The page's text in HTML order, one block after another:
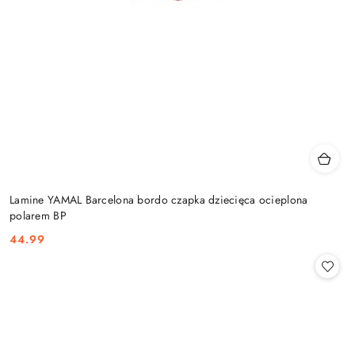
Lamine YAMAL Barcelona bordo czapka dziecięca ocieplona
polarem BP
Cena:
44.99